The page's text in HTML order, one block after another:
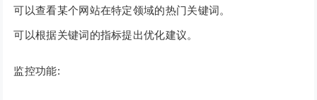
可以查看某个网站在特定领域的热门关键词。
可以根据关键词的指标提出优化建议。
监控功能: